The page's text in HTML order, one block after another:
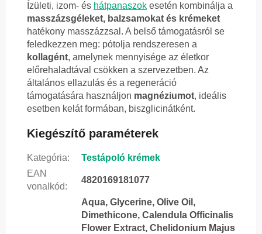
Ízületi, izom- és hátpanaszok esetén kombinálja a
masszázsgéleket, balzsamokat és krémeket
hatékony masszázzsal. A belső támogatásról se
feledkezzen meg: pótolja rendszeresen a
kollagént, amelynek mennyisége az életkor
előrehaladtával csökken a szervezetben. Az
általános ellazulás és a regeneráció
támogatására használjon magnéziumot, ideális
esetben kelát formában, biszglicinátként.
Kiegészítő paraméterek
Kategória:
Testápoló krémek
EAN
vonalkód:
4820169181077
Aqua, Glycerine, Olive Oil,
Dimethicone, Calendula Officinalis
Flower Extract, Chelidonium Majus